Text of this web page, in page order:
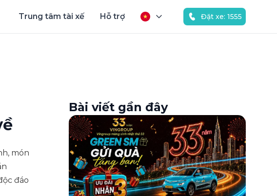
Trung tâm tài xế Hỗ trợ Đặt xe: 1555
món
đáo
Bài viết gần đây